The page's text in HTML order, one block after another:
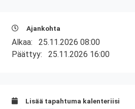
Ajankohta
Alkaa: 25.11.2026 08:00
Päättyy: 25.11.2026 16:00
Lisää tapahtuma kalenteriisi